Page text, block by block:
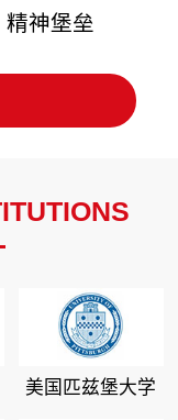
精神堡垒
美国匹兹堡大学